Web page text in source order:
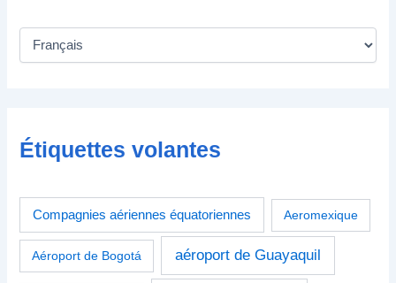
Étiquettes volantes
Compagnies aériennes équatoriennes Aeromexique
Aéroport de Bogotá aéroport de Guayaquil